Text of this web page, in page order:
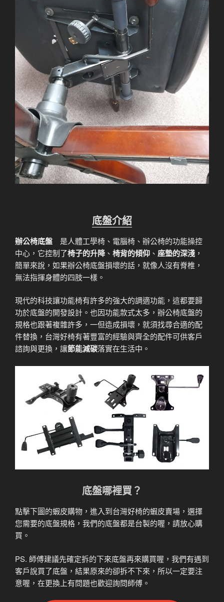
底盤介紹
辦公椅底盤 是人體工學椅、電腦椅、辦公椅的功能操控
中心，它控制了椅子的升降、 椅背的傾仰 、 座墊的深淺 ，
簡單來說，如果辦公椅底盤損壞的話，就像人沒有脊椎，
無法指揮身體的四肢一樣。
現代的科技讓功能椅有許多的強大的調適功能，這都要歸
功於底盤的開發設計。也因功能款式太多，辦公椅底盤的
規格也跟著複雜許多，一但造成損壞，就須找尋合適的配
件替換，台灣好椅有著豐富的經驗與齊全的配件可供客戶
諮詢與更換，讓節能減碳落實在生活中。
底盤哪裡買？
點擊下圖的蝦皮購物，進入到台灣好椅的蝦皮賣場，選擇
您需要的底盤規格，我們的底盤都是台製的喔，請放心購
買。
PS. 師傅建議先確定拆的下來底盤再來購買喔，我們有遇到
客戶說買了底盤，結果原來的卻拆不下來，所以一定要注
意喔，在更換上有問題也歡迎詢問師傅。